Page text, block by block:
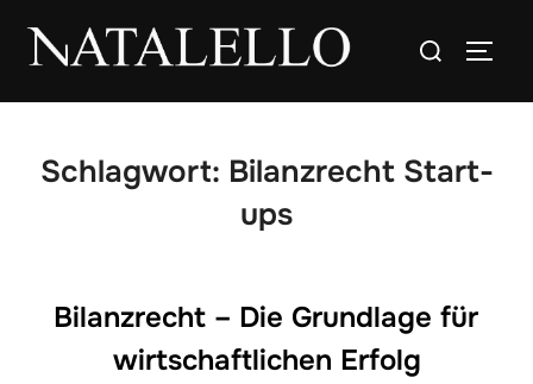
Schlagwort: Bilanzrecht Start-
ups
Bilanzrecht – Die Grundlage für
wirtschaftlichen Erfolg